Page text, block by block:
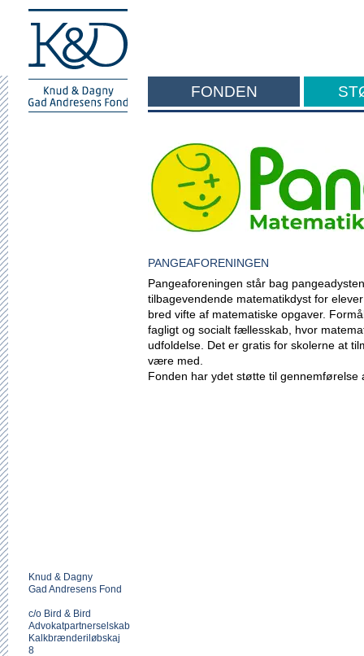
FONDEN
PANGEAFORENINGEN
Pangeaforeningen står bag
tilbagevendende matematikdyst for
bred vifte af matematiske opgaver.
fagligt og socialt fællesskab, hvor
udfoldelse. Det er gratis for skolerne at
være med.
Fonden har ydet støtte til gennemførelse
Knud & Dagny
Gad Andresens Fond
c/o Bird & Bird
Advokatpartnerselskab
Kalkbrænderiløbskaj
8